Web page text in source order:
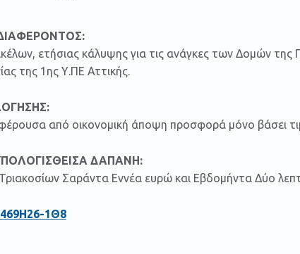
ετήσιας κάλυψης για τις ανάγκες των Δομών
της 1ης Υ.ΠΕ Αττικής.
από οικονομική άποψη προσφορά μόνο βάσει
ΔΑΠΑΝΗ:
Σαράντα Εννέα ευρώ και Εβδομήντα Δύο
1Θ8